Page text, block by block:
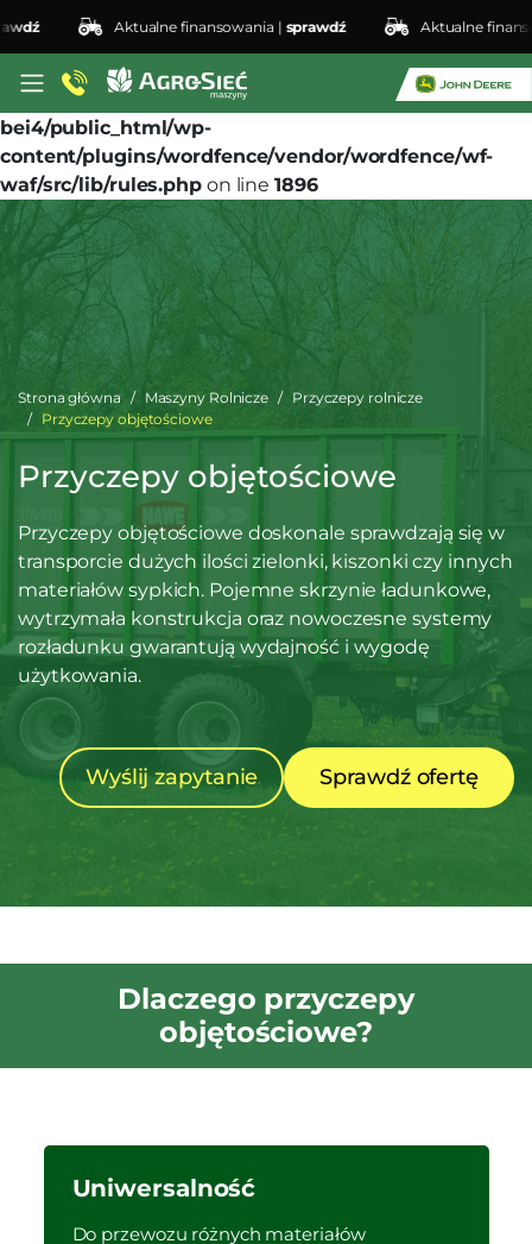
Deprecated
: preg_replace(): Passing null to parameter
#3 ($subject) of type array|string is deprecated in
/home/klient.dhosting.pl/lswis6155/agro-siec.pl-
bei4/public_html/wp-
content/plugins/wordfence/vendor/wordfence/wf-
waf/src/lib/rules.phpon line1896
Aktualne finansowania |sprawdź Aktualne
Strona główna Maszyny Rolnicze
Przyczepy rolnicze
Przyczepy objętościowe
Przyczepy objętościowe
Przyczepy objętościowe doskonale sprawdzają się w
transporcie dużych ilości zielonki, kiszonki czy innych
materiałów sypkich. Pojemne skrzynie ładunkowe,
wytrzymała konstrukcja oraz nowoczesne systemy
rozładunku gwarantują wydajność i wygodę
użytkowania.
Wyślij zapytanie Sprawdź ofertę
Dlaczego przyczepy
objętościowe?
Uniwersalność
Do przewozu różnych materiałów